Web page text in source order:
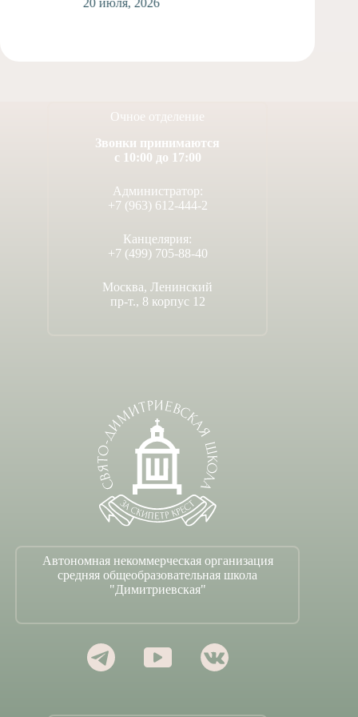
Очное отделение
Звонки принимаются
с 10:00 до 17:00
Администратор:
+7 (963) 612-444-2
Канцелярия:
+7 (499) 705-88-40
Москва, Ленинский
пр-т., 8 корпус 12
Автономная некоммерческая организация
средняя общеобразовательная школа
"Димитриевская"